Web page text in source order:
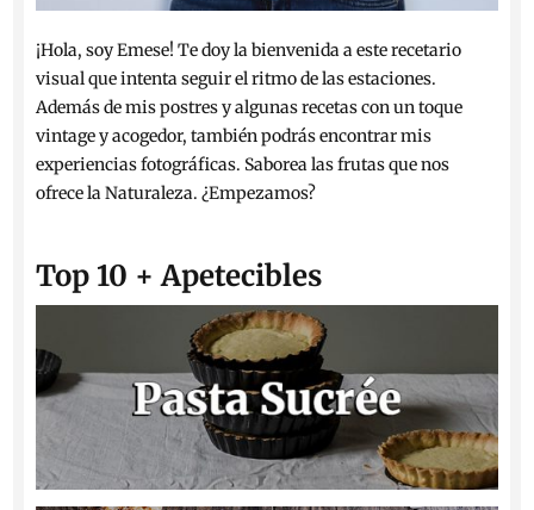
¡Hola, soy Emese! Te doy la bienvenida a este recetario
visual que intenta seguir el ritmo de las estaciones.
Además de mis postres y algunas recetas con un toque
vintage y acogedor, también podrás encontrar mis
experiencias fotográficas. Saborea las frutas que nos
ofrece la Naturaleza. ¿Empezamos?
Top 10 + Apetecibles